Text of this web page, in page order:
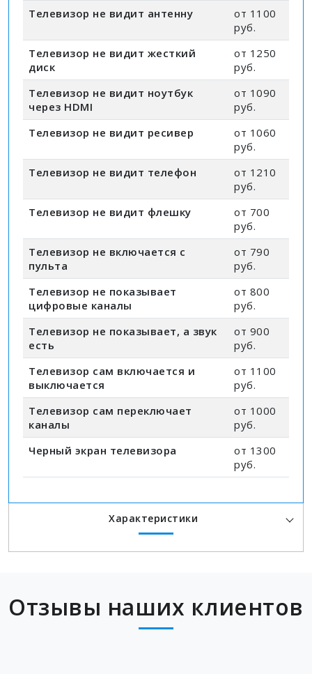
Телевизор не видит антенну
от 1100
руб.
Телевизор не видит жесткий
диск
от 1250
руб.
Телевизор не видит ноутбук
через HDMI
от 1090
руб.
Телевизор не видит ресивер
от 1060
руб.
Телевизор не видит телефон
от 1210
руб.
Телевизор не видит флешку
от 700
руб.
Телевизор не включается с
пульта
от 790
руб.
Телевизор не показывает
цифровые каналы
от 800
руб.
Телевизор не показывает, а звук
есть
от 900
руб.
Телевизор сам включается и
выключается
от 1100
руб.
Телевизор сам переключает
каналы
от 1000
руб.
Черный экран телевизора
от 1300
руб.
Характеристики
Отзывы наших клиентов